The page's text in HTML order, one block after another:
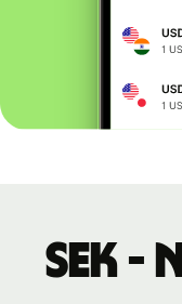
SEK -